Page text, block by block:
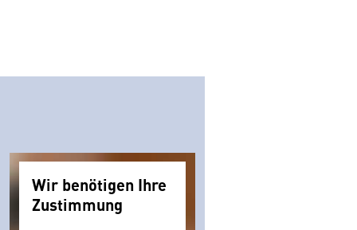
Wir benötigen Ihre
Zustimmung